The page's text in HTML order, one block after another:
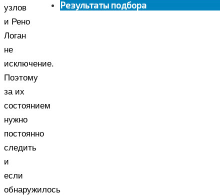
узлов
и Рено
Логан
не
исключение.
Поэтому
за их
состоянием
нужно
постоянно
следить
и
если
обнаружилось
Результаты подбора